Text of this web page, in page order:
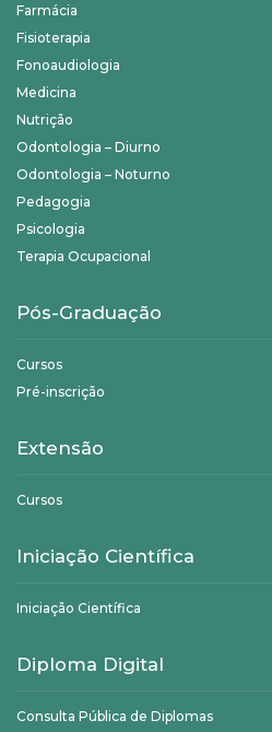
Farmácia
Fisioterapia
Fonoaudiologia
Medicina
Nutrição
Odontologia – Diurno
Odontologia – Noturno
Pedagogia
Psicologia
Terapia Ocupacional
Pós-Graduação
Cursos
Pré-inscrição
Extensão
Cursos
Iniciação Científica
Iniciação Científica
Diploma Digital
Consulta Pública de Diplomas